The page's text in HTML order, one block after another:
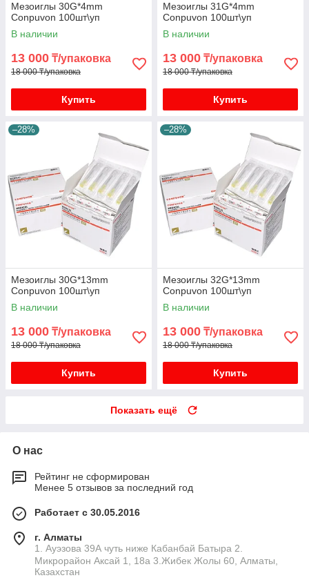
Мезоиглы 30G*4mm
Conpuvon 100шт\уп
В наличии
13 000 ₸/упаковка
18 000 ₸/упаковка
Купить
Мезоиглы 31G*4mm
Conpuvon 100шт\уп
В наличии
13 000 ₸/упаковка
18 000 ₸/упаковка
Купить
–28%
Мезоиглы 30G*13mm
Conpuvon 100шт\уп
В наличии
13 000 ₸/упаковка
18 000 ₸/упаковка
Купить
–28%
Мезоиглы 32G*13mm
Conpuvon 100шт\уп
В наличии
13 000 ₸/упаковка
18 000 ₸/упаковка
Купить
Показать ещё
О нас
Рейтинг не сформирован
Менее 5 отзывов за последний год
Работает с 30.05.2016
г. Алматы
1. Ауэзова 39А чуть ниже Кабанбай Батыра ㅤㅤㅤㅤㅤㅤㅤㅤㅤㅤㅤㅤㅤㅤ2. ​
Микрорайон Аксай 1, 18а 3.Жибек Жолы 60, Алматы,
Казахстан